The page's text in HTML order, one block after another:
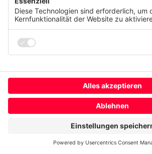
Kontakt
Impressum
Cookie-Nutzung ändern
Österreich
Wir respektieren Ihre Privatsphäre
Diese Website verwendet Cookies und
Technologien, um unsere Dienste
verbessern und Werbung entsprechend
anzuzeigen. Ihre Einwilligung können Sie
Wirkung für die Zukunft widerrufen oder
Mehr
Ablehnen